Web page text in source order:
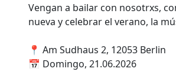
Vengan a bailar con nosotrxs,
nueva y celebrar el verano, la
📍 Am Sudhaus 2, 12053 Berlin
📅 Domingo, 21.06.2026